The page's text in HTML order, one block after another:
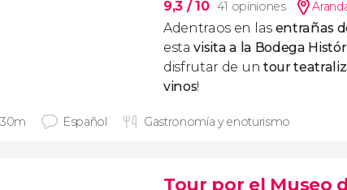
9,3 / 10 41 opiniones
Adentraos en las entrañas
estavisita a la Bodega
disfrutar de un tour
vinos!
Español Gastronomía y enoturismo
Tour por el Museo